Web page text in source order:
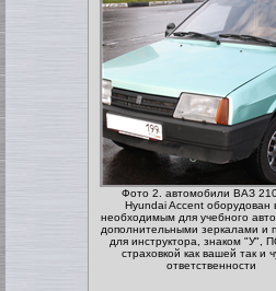
Фото 2. автомобили ВАЗ
Hyundai Accent оборудован
необходимым для учебного
дополнительными зеркалами и
для инструктора, знаком "У",
страховкой как вашей так и
ответственности